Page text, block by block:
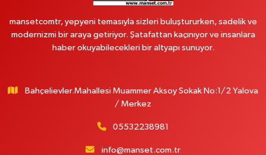
mansetcomtr, yepyeni temasıyla sizleri buluştururken, sadelik ve
modernizmi bir araya getiriyor. Şatafattan kaçınıyor ve insanlara
haber okuyabilecekleri bir altyapı sunuyor.
Bahçelievler.Mahallesi Muammer Aksoy Sokak No:1/2 Yalova
/ Merkez
05532238981
info@manset.com.tr